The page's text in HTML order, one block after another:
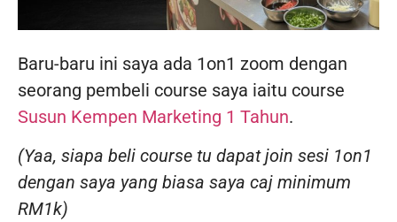
Baru-baru ini saya ada 1on1 zoom dengan
seorang pembeli course saya iaitu course
Susun Kempen Marketing 1 Tahun.
(Yaa, siapa beli course tu dapat join sesi 1on1
dengan saya yang biasa saya caj minimum
RM1k)